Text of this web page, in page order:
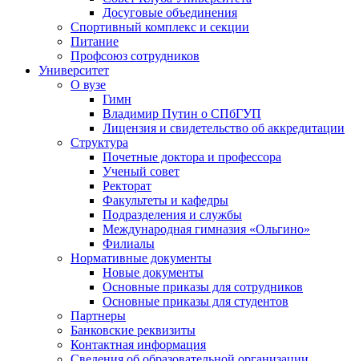
Досуговые объединения
Спортивный комплекс и секции
Питание
Профсоюз сотрудников
Университет
О вузе
Гимн
Владимир Путин о СПбГУП
Лицензия и свидетельство об аккредитации
Структура
Почетные доктора и профессора
Ученый совет
Ректорат
Факультеты и кафедры
Подразделения и службы
Международная гимназия «Ольгино»
Филиалы
Нормативные документы
Новые документы
Основные приказы для сотрудников
Основные приказы для студентов
Партнеры
Банковские реквизиты
Контактная информация